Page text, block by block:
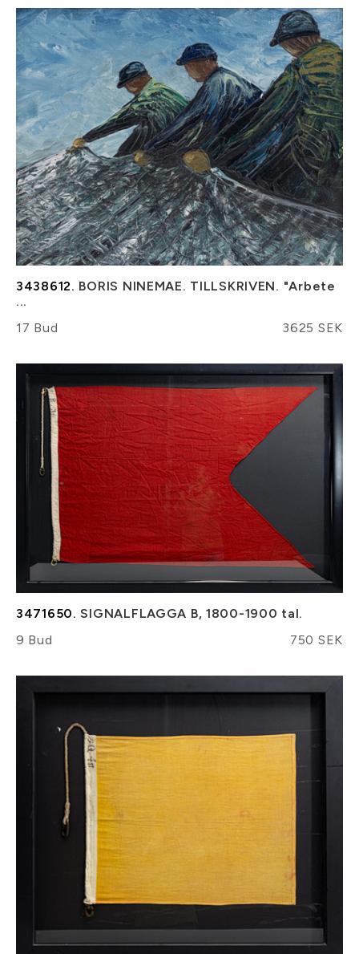
3438612. BORIS NINEMAE. TILLSKRIVEN. "Arbete
...
17 Bud
3625 SEK
3471650. SIGNALFLAGGA B, 1800-1900 tal.
9 Bud
750 SEK